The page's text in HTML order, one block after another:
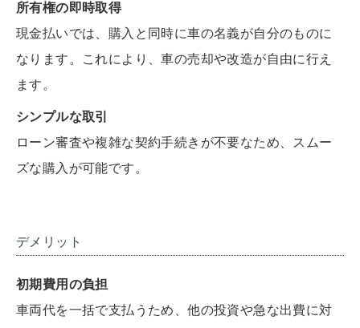
所有権の即時取得
現金払いでは、購入と同時に車の名義が自分のものに
なります。これにより、車の売却や改造が自由に行え
ます。
シンプルな取引
ローン審査や複雑な契約手続きが不要なため、スムー
ズな購入が可能です。
デメリット
初期費用の負担
車両代を一括で支払うため、他の投資や急な出費に対